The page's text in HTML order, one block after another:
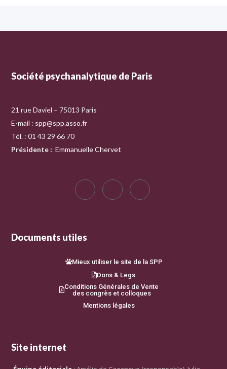
Société psychanalytique de Paris
21 rue Daviel – 75013 Paris
E-mail : spp@spp.asso.fr
Tél. : 01 43 29 66 70
Présidente : Emmanuelle Chervet
Documents utiles
Mieux utiliser le site de la SPP
Dons & Legs
Conditions Générales de Vente
des congrès et colloques
Mentions légales
Site internet